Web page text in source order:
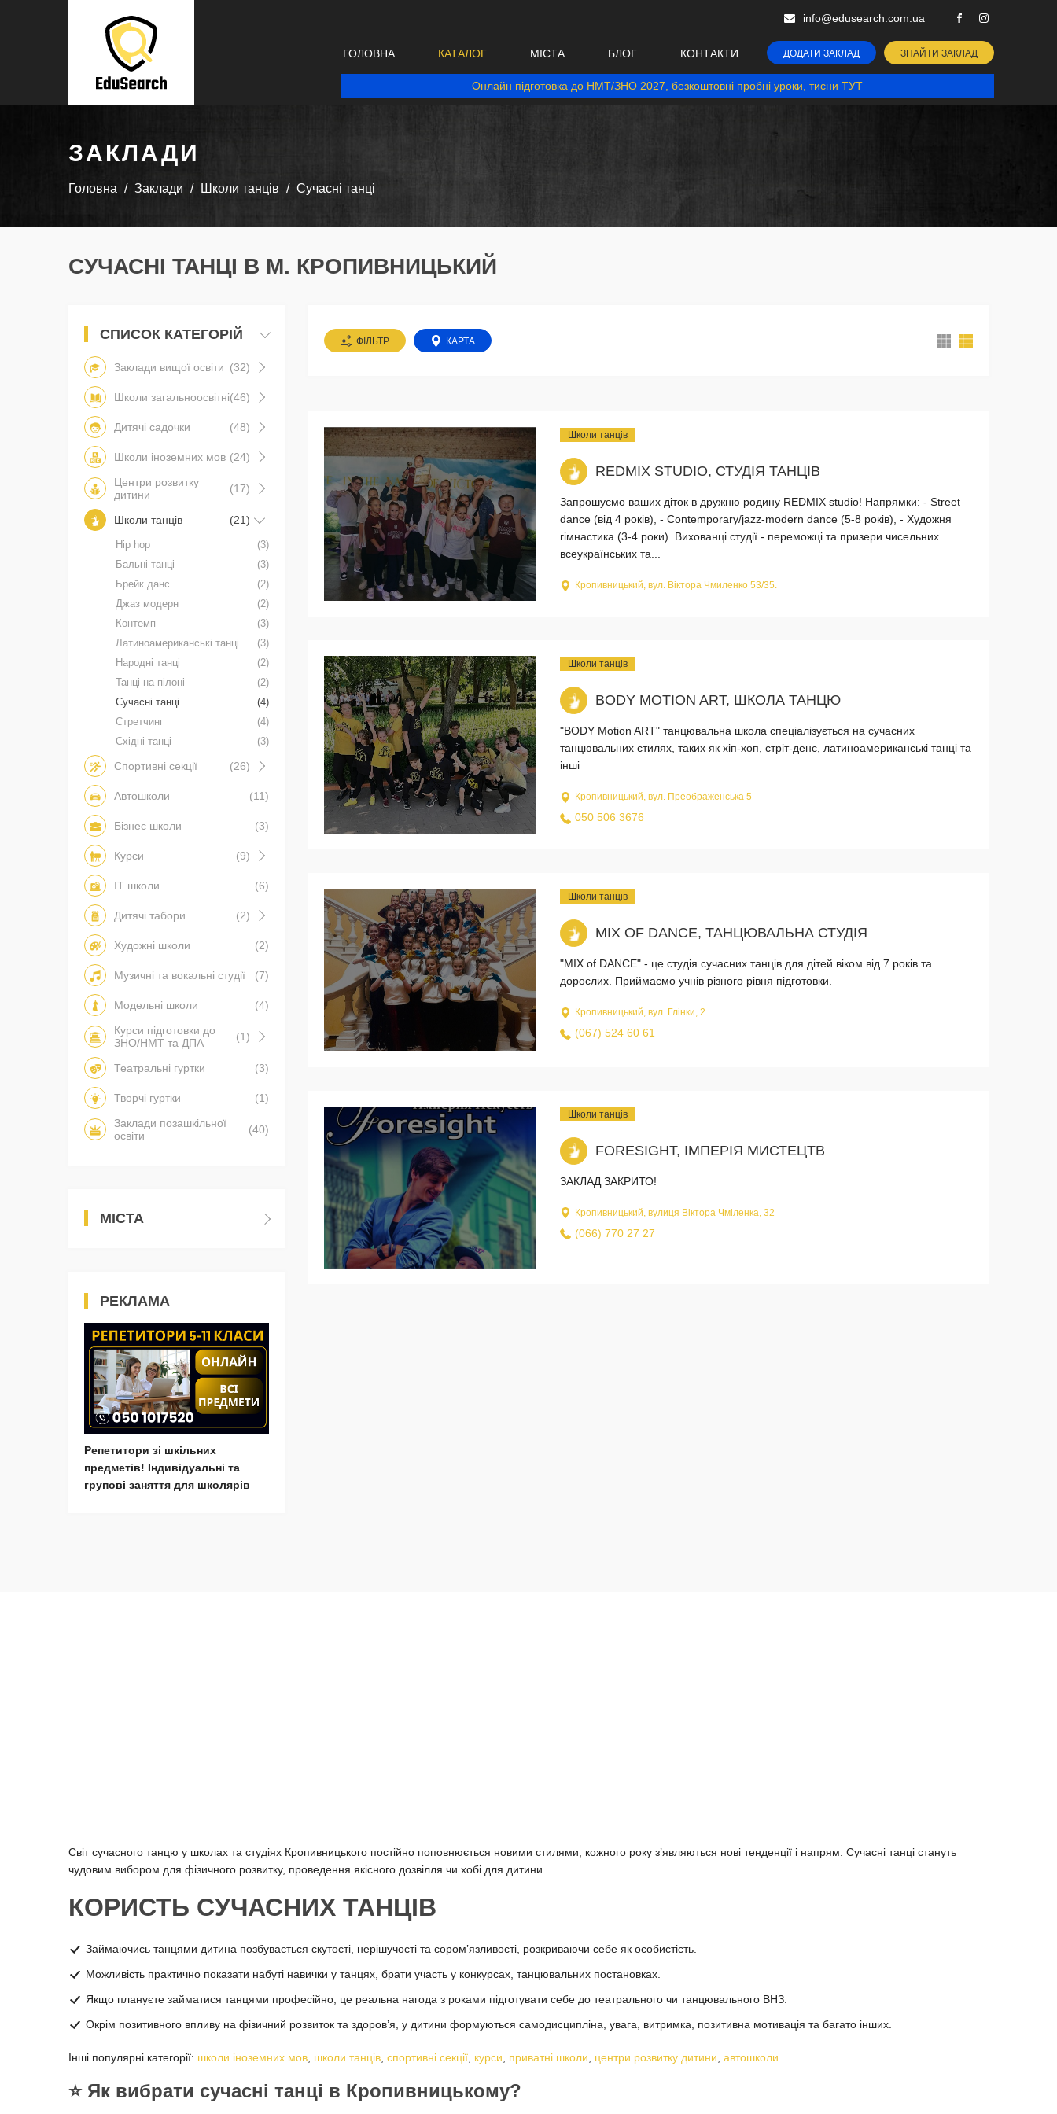
info@edusearch.com.ua
ГОЛОВНА КАТАЛОГ МІСТА БЛОГ КОНТАКТИ ДОДАТИ ЗАКЛАД ЗНАЙТИ ЗАКЛАД
Онлайн підготовка до НМТ/ЗНО 2027, безкоштовні пробні уроки, тисни ТУТ
ЗАКЛАДИ
Головна Заклади Школи танців Сучасні танці
СУЧАСНІ ТАНЦІ В М. КРОПИВНИЦЬКИЙ
ФІЛЬТР КАРТА
Школи танців
REDMIX STUDIO, СТУДІЯ ТАНЦІВ
Запрошуємо ваших діток в дружню родину REDMIX studio! Напрямки: - Street
dance (від 4 років), - Contemporary/jazz-modern dance (5-8 років), - Художня
гімнастика (3-4 роки). Вихованці студії - переможці та призери чисельних
всеукраїнських та...
Кропивницький, вул. Віктора Чмиленко 53/35.
Школи танців
BODY MOTION ART, ШКОЛА ТАНЦЮ
"BODY Motion ART" танцювальна школа спеціалізується на сучасних
танцювальних стилях, таких як хіп-хоп, стріт-денс, латиноамериканські танці та
інші
Кропивницький, вул. Преображенська 5
050 506 3676
Школи танців
MIX OF DANCE, ТАНЦЮВАЛЬНА СТУДІЯ
"MIX of DANCE" - це студія сучасних танців для дітей віком від 7 років та
дорослих. Приймаємо учнів різного рівня підготовки.
Кропивницький, вул. Глінки, 2
(067) 524 60 61
Школи танців
FORESIGHT, ІМПЕРІЯ МИСТЕЦТВ
ЗАКЛАД ЗАКРИТО!
Кропивницький, вулиця Віктора Чміленка, 32
(066) 770 27 27
СПИСОК КАТЕГОРІЙ
Заклади вищої освіти (32)
Школи загальноосвітні(46)
Дитячі садочки (48)
Школи іноземних мов (24)
Центри розвитку
дитини
(17)
Школи танців (21)
Hip hop
(3)
Бальні танці
(3)
Брейк данс
(2)
Джаз модерн
(2)
Контемп
(3)
Латиноамериканські танці
(3)
Народні танці
(2)
Танці на пілоні
(2)
Сучасні танці
(4)
Стретчинг
(4)
Східні танці
(3)
Спортивні секції (26)
Автошколи (11)
Бізнес школи (3)
Курси (9)
IT школи (6)
Дитячі табори (2)
Художні школи (2)
Музичні та вокальні студії (7)
Модельні школи
(4)
Курси підготовки до
ЗНО/НМТ та ДПА
(1)
Театральні гуртки (3)
Творчі гуртки
(1)
Заклади позашкільної
освіти
(40)
МІСТА
РЕКЛАМА
Репетитори зі шкільних
предметів! Індивідуальні та
групові заняття для школярів
Світ сучасного танцю у школах та студіях Кропивницького постійно поповнюється новими стилями, кожного року з’являються нові тенденції і напрям. Сучасні танці стануть
чудовим вибором для фізичного розвитку, проведення якісного дозвілля чи хобі для дитини.
КОРИСТЬ СУЧАСНИХ ТАНЦІВ
Займаючись танцями дитина позбувається скутості, нерішучості та сором’язливості, розкриваючи себе як особистість.
Можливість практично показати набуті навички у танцях, брати участь у конкурсах, танцювальних постановках.
Якщо плануєте займатися танцями професійно, це реальна нагода з роками підготувати себе до театрального чи танцювального ВНЗ.
Окрім позитивного впливу на фізичний розвиток та здоров’я, у дитини формуються самодисципліна, увага, витримка, позитивна мотивація та багато інших.
Інші популярні категорії: школи іноземних мов школи танців спортивні секції курси приватні школи центри розвитку дитини автошколи
⭐️ Як вибрати сучасні танці в Кропивницькому?